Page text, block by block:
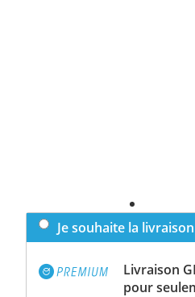
Je souhaite la
Livraison
pour